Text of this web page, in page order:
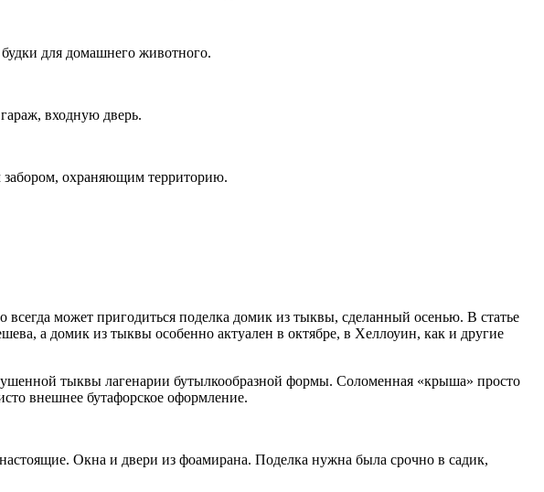
для домашнего животного.
входную дверь.
забором, охраняющим территорию.
может пригодиться поделка домик из тыквы, сделанный осенью. В статье
а домик из тыквы особенно актуален в октябре, в Хеллоуин, как и другие
тыквы лагенарии бутылкообразной формы. Соломенная «крыша» просто
внешнее бутафорское оформление.
Окна и двери из фоамирана. Поделка нужна была срочно в садик,